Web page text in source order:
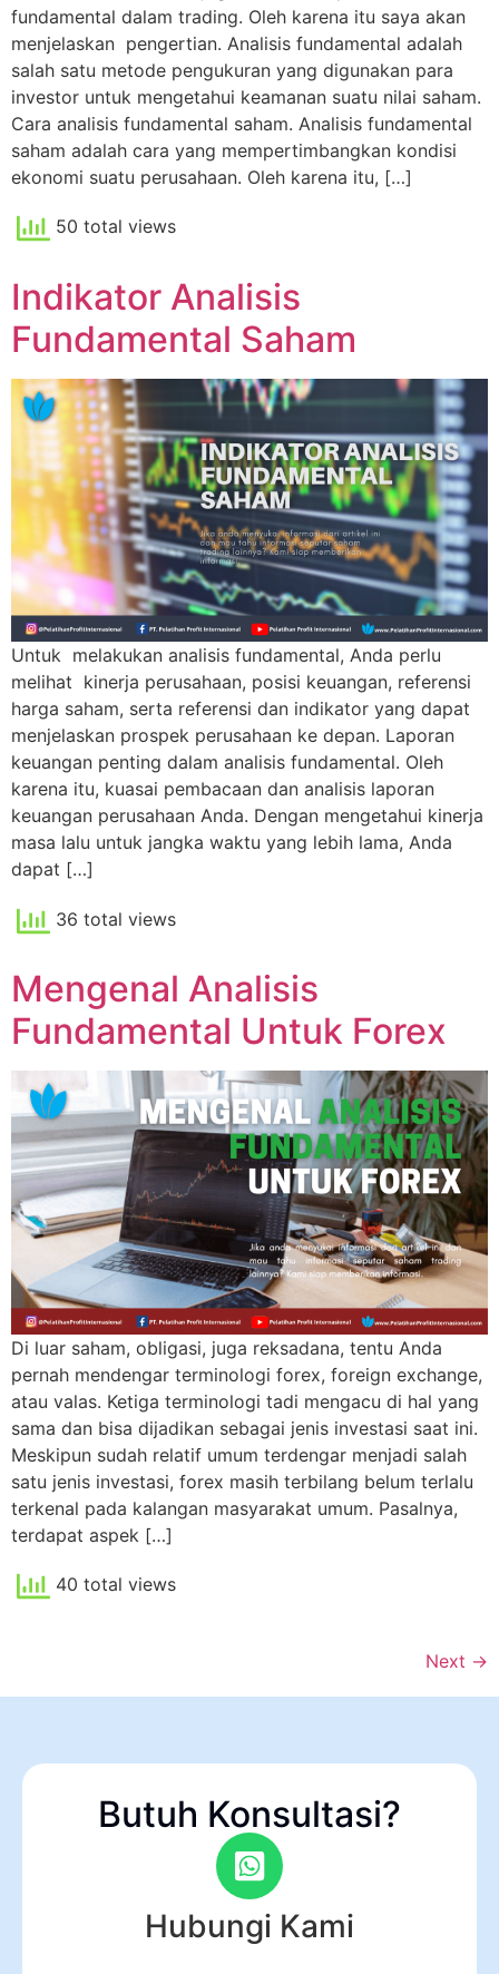
fundamental dalam trading. Oleh karena itu saya akan
menjelaskan pengertian. Analisis fundamental adalah
salah satu metode pengukuran yang digunakan para
investor untuk mengetahui keamanan suatu nilai saham.
Cara analisis fundamental saham. Analisis fundamental
saham adalah cara yang mempertimbangkan kondisi
ekonomi suatu perusahaan. Oleh karena itu, […]
50 total views
Indikator Analisis
Fundamental Saham
Untuk melakukan analisis fundamental, Anda perlu
melihat kinerja perusahaan, posisi keuangan, referensi
harga saham, serta referensi dan indikator yang dapat
menjelaskan prospek perusahaan ke depan. Laporan
keuangan penting dalam analisis fundamental. Oleh
karena itu, kuasai pembacaan dan analisis laporan
keuangan perusahaan Anda. Dengan mengetahui kinerja
masa lalu untuk jangka waktu yang lebih lama, Anda
dapat […]
36 total views
Mengenal Analisis
Fundamental Untuk Forex
Di luar saham, obligasi, juga reksadana, tentu Anda
pernah mendengar terminologi forex, foreign exchange,
atau valas. Ketiga terminologi tadi mengacu di hal yang
sama dan bisa dijadikan sebagai jenis investasi saat ini.
Meskipun sudah relatif umum terdengar menjadi salah
satu jenis investasi, forex masih terbilang belum terlalu
terkenal pada kalangan masyarakat umum. Pasalnya,
terdapat aspek […]
40 total views
Next →
Butuh Konsultasi?
Hubungi Kami